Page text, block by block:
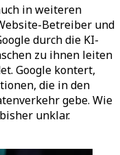
in weiteren
Betreiber und
durch die KI-
zu ihnen leiten
Google kontert,
die in den
gebe. Wie
unklar.